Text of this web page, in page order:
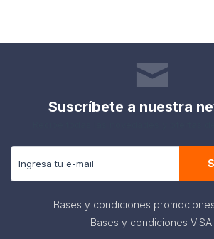
Suscríbete a nuestra
Bases y condiciones
Bases y condiciones VISA